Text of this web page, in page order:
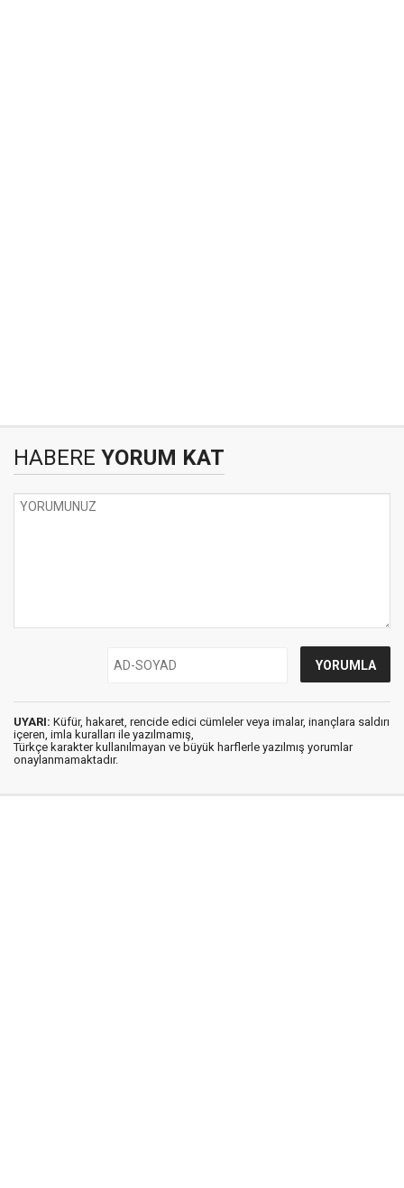
HABERE YORUM KAT
UYARI: Küfür, hakaret, rencide edici cümleler veya imalar, inançlara saldırı
içeren, imla kuralları ile yazılmamış,
Türkçe karakter kullanılmayan ve büyük harflerle yazılmış yorumlar
onaylanmamaktadır.